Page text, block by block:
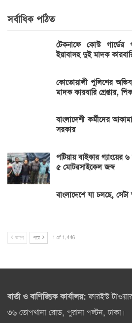
সর্বাধিক পঠিত
টেকনাফে কোস্ট
ইয়াবাসহ দুই মাদক
কোতোয়ালী পুলিশের
মাদক কারবারি গ্রেপ্তার,
বাংলাদেশী কর্মীদের
সরকার
পটিয়ায় বাইকার
৫ মোটরসাইকেল জব্দ
বাংলাদেশে যা চলছে,
আগে পরে 1 of 1,446
বার্তা ও বাণিজ্যিক কার্যালয়:ফারইস্ট
৩৬ তোপখানা রোড, পুরানা পল্টন, ঢাকা।